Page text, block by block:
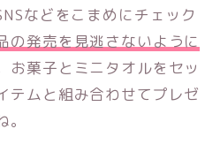
などをこまめにチェック
の発売を見逃さないように
お菓子とミニタオルをセッ
テムと組み合わせてプレゼ